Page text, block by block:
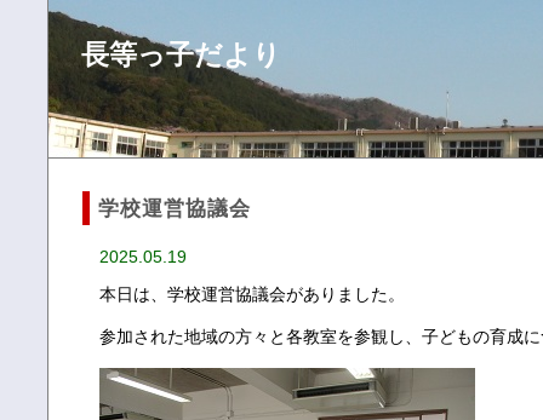
長等っ子だより
学校運営協議会
2025.05.19
本日は、学校運営協議会がありました。
参加された地域の方々と各教室を参観し、子どもの育成